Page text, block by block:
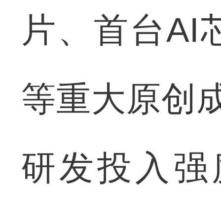
片、首台AI
等重大原创
研发投入